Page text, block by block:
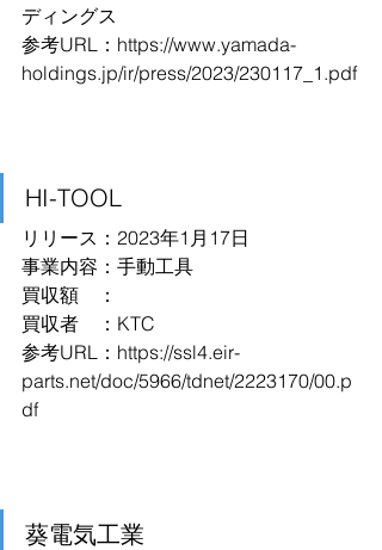
ディングス
参考URL： https://www.yamada-
holdings.jp/ir/press/2023/230117_1.pdf
HI-TOOL
リリース：2023年1月17日
事業内容：手動工具
買収額　：
買収者　：KTC
参考URL： https://ssl4.eir-
parts.net/doc/5966/tdnet/2223170/00.p
df
葵電気工業